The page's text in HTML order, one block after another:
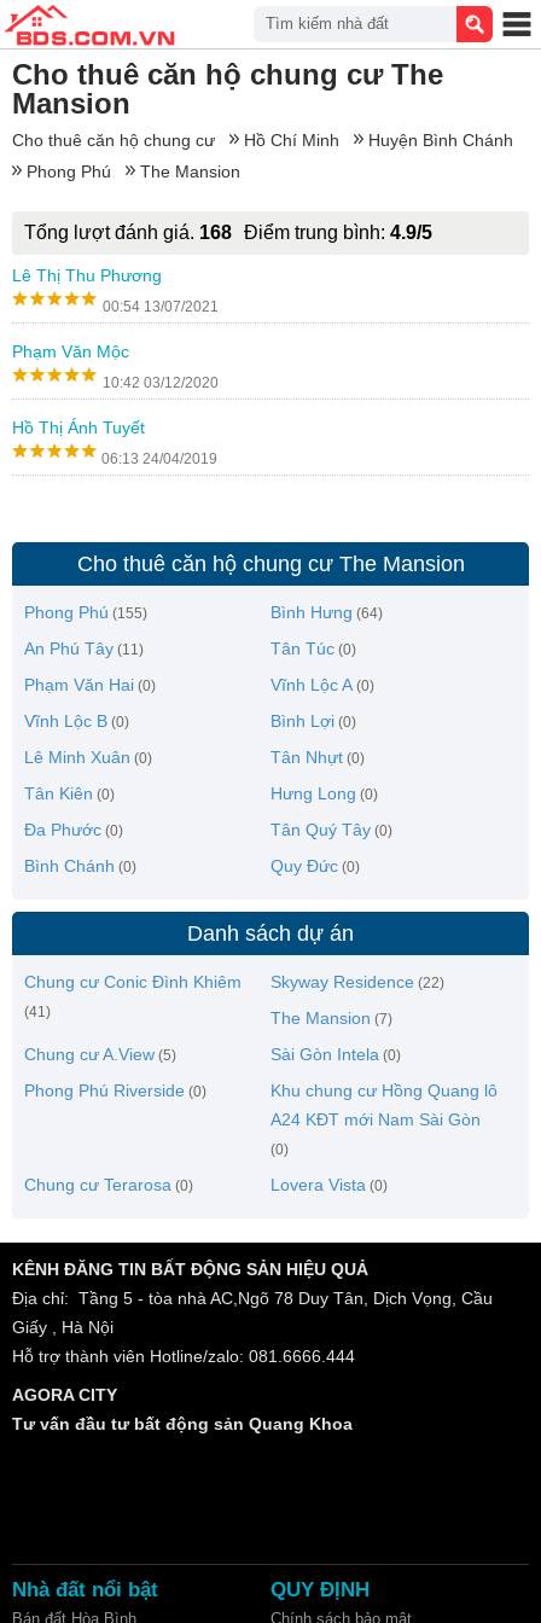
Cho thuê căn hộ chung cư The
Mansion
Cho thuê căn hộ chung cư Hồ Chí Minh
Huyện Bình Chánh
Phong Phú
The Mansion
Tổng lượt đánh giá. 168 Điểm trung bình: 4.9/5
Lê Thị Thu Phương
00:54 13/07/2021
Phạm Văn Mộc
10:42 03/12/2020
Hồ Thị Ánh Tuyết
06:13 24/04/2019
Cho thuê căn hộ chung cư The Mansion
Phong Phú (155) Bình Hưng (64)
An Phú Tây (11) Tân Túc (0)
Phạm Văn Hai (0) Vĩnh Lộc A (0)
Vĩnh Lộc B (0) Bình Lợi (0)
Lê Minh Xuân (0) Tân Nhựt (0)
Tân Kiên (0) Hưng Long (0)
Đa Phước (0) Tân Quý Tây (0)
Bình Chánh (0) Quy Đức (0)
Danh sách dự án
Chung cư Conic Đình Khiêm
(41)
Skyway Residence (22)
The Mansion (7)
Chung cư A.View (5) Sài Gòn Intela (0)
Phong Phú Riverside (0)
Khu chung cư Hồng Quang lô
A24 KĐT mới Nam Sài Gòn
(0)
Chung cư Terarosa (0) Lovera Vista (0)
Tìm kiếm nhà đất
KÊNH ĐĂNG TIN BẤT ĐỘNG SẢN HIỆU QUẢ
Địa chỉ: Tầng 5 - tòa nhà AC,Ngõ 78 Duy Tân, Dịch Vọng, Cầu
Giấy , Hà Nội
Hỗ trợ thành viên Hotline/zalo: 081.6666.444
AGORA CITY
Tư vấn đầu tư bất động sản Quang Khoa
Nhà đất nổi bật
Bán đất Hòa Bình
QUY ĐỊNH
Chính sách bảo mật